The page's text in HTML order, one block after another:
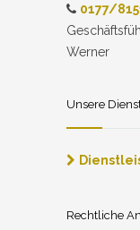
0177/
Werner
Unsere
Rechtliche